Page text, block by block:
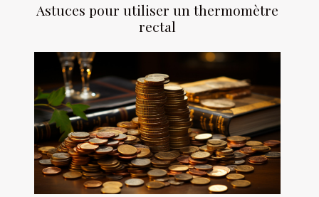
Astuces pour utiliser un thermomètre
rectal